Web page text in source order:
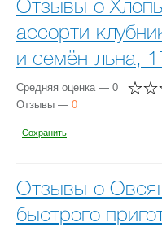
Отзывы о
ассорти
и семён льна,
Средняя оценка — 0
Отзывы — 0
Сохранить
Отзывы о
быстрого